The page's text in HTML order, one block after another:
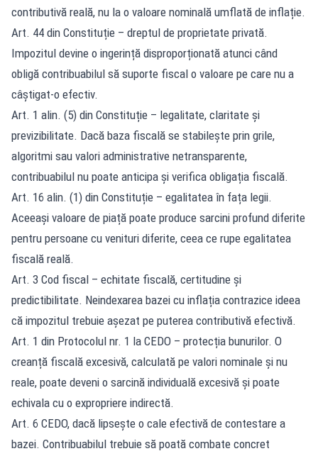
contributivă reală, nu la o valoare nominală umflată de inflație.
Art. 44 din Constituție – dreptul de proprietate privată.
Impozitul devine o ingerință disproporționată atunci când
obligă contribuabilul să suporte fiscal o valoare pe care nu a
câștigat-o efectiv.
Art. 1 alin. (5) din Constituție – legalitate, claritate și
previzibilitate. Dacă baza fiscală se stabilește prin grile,
algoritmi sau valori administrative netransparente,
contribuabilul nu poate anticipa și verifica obligația fiscală.
Art. 16 alin. (1) din Constituție – egalitatea în fața legii.
Aceeași valoare de piață poate produce sarcini profund diferite
pentru persoane cu venituri diferite, ceea ce rupe egalitatea
fiscală reală.
Art. 3 Cod fiscal – echitate fiscală, certitudine și
predictibilitate. Neindexarea bazei cu inflația contrazice ideea
că impozitul trebuie așezat pe puterea contributivă efectivă.
Art. 1 din Protocolul nr. 1 la CEDO – protecția bunurilor. O
creanță fiscală excesivă, calculată pe valori nominale și nu
reale, poate deveni o sarcină individuală excesivă și poate
echivala cu o expropriere indirectă.
Art. 6 CEDO, dacă lipsește o cale efectivă de contestare a
bazei. Contribuabilul trebuie să poată combate concret